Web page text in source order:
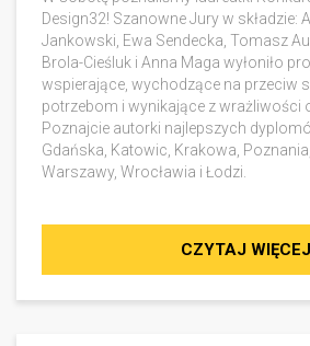
Design32! Szanowne Jury w składzie:
Jankowski, Ewa Sendecka, Tomasz
Brola-Cieśluk i Anna Maga wyłoniło
wspierające, wychodzące na przeciw
potrzebom i wynikające z wrażliwości
Poznajcie autorki najlepszych
Gdańska, Katowic, Krakowa,
Warszawy, Wrocławia i Łodzi.
CZYTAJ WIĘCEJ